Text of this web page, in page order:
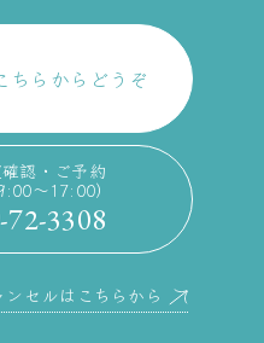
ちらからどうぞ
認・ご予約
〜17:00）
3308
セルはこちらから